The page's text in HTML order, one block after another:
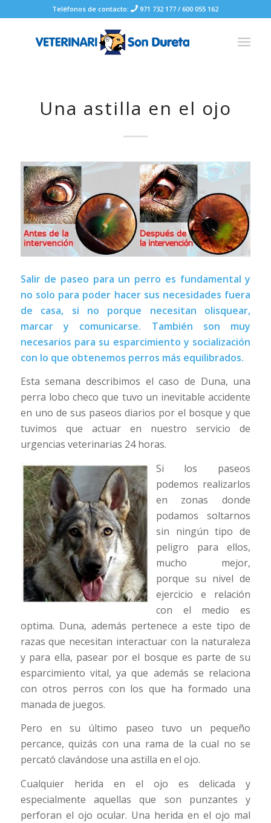
Teléfonos de contacto: 971 732 177 /600 055 162
Una astilla en el ojo
Salir de paseo para un perro es fundamental y
no solo para poder hacer sus necesidades fuera
de casa, si no porque necesitan olisquear,
marcar y comunicarse. También son muy
necesarios para su esparcimiento y socialización
con lo que obtenemos perros más equilibrados.
Esta semana describimos el caso de Duna, una
perra lobo checo que tuvo un inevitable accidente
en uno de sus paseos diarios por el bosque y que
tuvimos que actuar en nuestro servicio de
urgencias veterinarias 24 horas.
Si los paseos
podemos realizarlos
en zonas donde
podamos soltarnos
sin ningún tipo de
peligro para ellos,
mucho mejor,
porque su nivel de
ejercicio e relación
con el medio es
optima. Duna, además pertenece a este tipo de
razas que necesitan interactuar con la naturaleza
y para ella, pasear por el bosque es parte de su
esparcimiento vital, ya que además se relaciona
con otros perros con los que ha formado una
manada de juegos.
Pero en su último paseo tuvo un pequeño
percance, quizás con una rama de la cual no se
percató clavándose una astilla en el ojo.
Cualquier herida en el ojo es delicada y
especialmente aquellas que son punzantes y
perforan el ojo ocular. Una herida en el ojo mal